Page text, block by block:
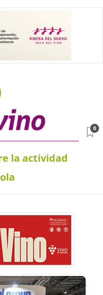
la actividad
0